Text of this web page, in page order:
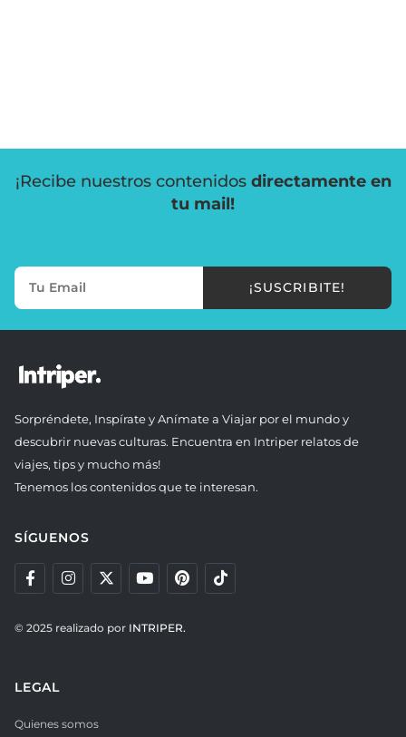
¡Recibe nuestros contenidos directamente en
tu mail!
¡SUSCRIBITE!
Sorpréndete, Inspírate y Anímate a Viajar por el mundo y
descubrir nuevas culturas. Encuentra en Intriper relatos de
viajes, tips y mucho más!
Tenemos los contenidos que te interesan.
SÍGUENOS
© 2025 realizado por INTRIPER.
LEGAL
Quienes somos